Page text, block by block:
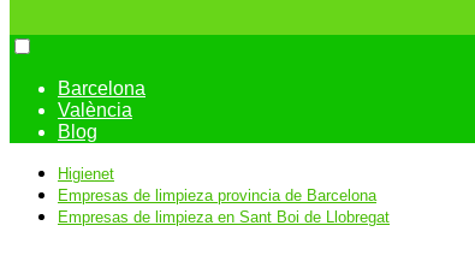
Barcelona
València
Blog
Higienet
Empresas de limpieza provincia de Barcelona
Empresas de limpieza en Sant Boi de Llobregat